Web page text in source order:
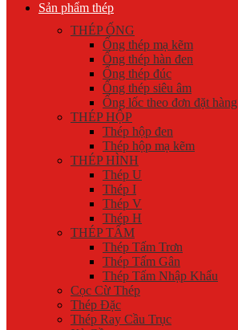
Sản phẩm thép
THÉP ỐNG
Ống thép mạ kẽm
Ống thép hàn đen
Ống thép đúc
Ống thép siêu âm
Ống lốc theo đơn đặt hàng
THÉP HỘP
Thép hộp đen
Thép hộp mạ kẽm
THÉP HÌNH
Thép U
Thép I
Thép V
Thép H
THÉP TẤM
Thép Tấm Trơn
Thép Tấm Gân
Thép Tấm Nhập Khẩu
Cọc Cừ Thép
Thép Đặc
Thép Ray Cầu Trục